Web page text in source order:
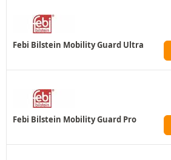
Febi Bilstein Mobility Guard Ultra
Febi Bilstein Mobility Guard Pro